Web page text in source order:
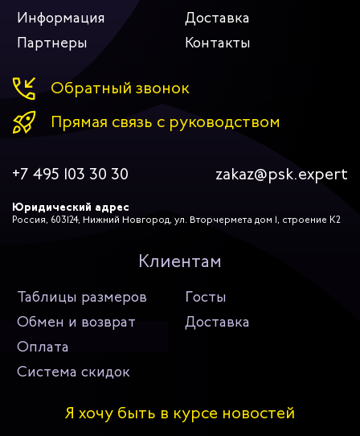
Информация
Доставка
Партнеры
Контакты
Обратный звонок
Прямая связь с руководством
+7 495 103 30 30 zakaz@psk.expert
Юридический адрес
Россия, 603124, Нижний Новгород, ул. Вторчермета дом 1, строение К2
Клиентам
Таблицы размеров
Госты
Обмен и возврат
Доставка
Оплата
Система скидок
Я хочу быть в курсе новостей